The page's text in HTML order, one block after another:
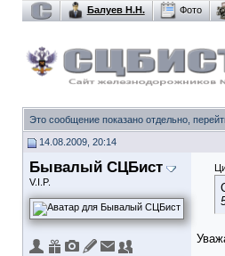
Балуев Н.Н. Фото
Это сообщение показано отдельно,
14.08.2009, 20:14
Бывалый СЦБист
V.I.P.